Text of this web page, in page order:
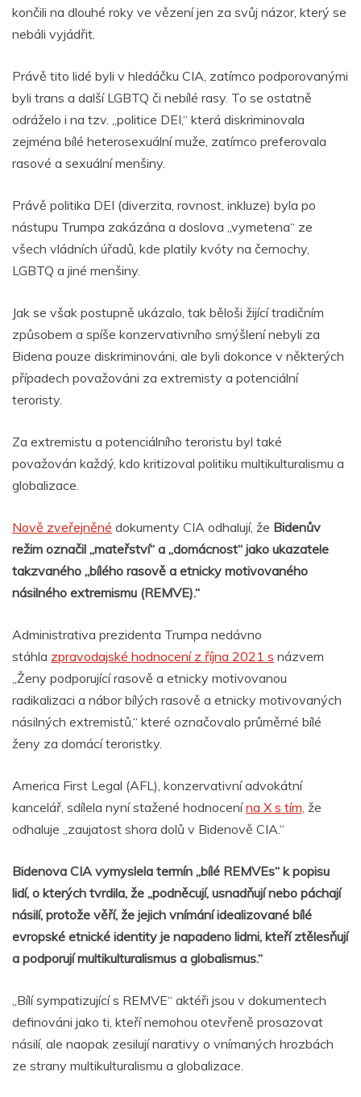
končili na dlouhé roky ve vězení jen za svůj názor, který se
nebáli vyjádřit.
Právě tito lidé byli v hledáčku CIA, zatímco podporovanými
byli trans a další LGBTQ či nebílé rasy. To se ostatně
odráželo i na tzv. „politice DEI,“ která diskriminovala
zejména bílé heterosexuální muže, zatímco preferovala
rasové a sexuální menšiny.
Právě politika DEI (diverzita, rovnost, inkluze) byla po
nástupu Trumpa zakázána a doslova „vymetena“ ze
všech vládních úřadů, kde platily kvóty na černochy,
LGBTQ a jiné menšiny.
Jak se však postupně ukázalo, tak běloši žijící tradičním
způsobem a spíše konzervativního smýšlení nebyli za
Bidena pouze diskriminováni, ale byli dokonce v některých
případech považováni za extremisty a potenciální
teroristy.
Za extremistu a potenciálního teroristu byl také
považován každý, kdo kritizoval politiku multikulturalismu a
globalizace.
Nově zveřejněné dokumenty CIA odhalují, že Bidenův
režim označil „mateřství“ a „domácnost“ jako ukazatele
takzvaného „bílého rasově a etnicky motivovaného
násilného extremismu (REMVE).“
Administrativa prezidenta Trumpa nedávno
stáhla zpravodajské hodnocení z října 2021 s názvem
„Ženy podporující rasově a etnicky motivovanou
radikalizaci a nábor bílých rasově a etnicky motivovaných
násilných extremistů,“ které označovalo průměrné bílé
ženy za domácí teroristky.
America First Legal (AFL), konzervativní advokátní
kancelář, sdílela nyní stažené hodnocenína X s tím, že
odhaluje „zaujatost shora dolů v Bidenově CIA.“
Bidenova CIA vymyslela termín „bílé REMVEs“ k popisu
lidí, o kterých tvrdila, že „podněcují, usnadňují nebo páchají
násilí, protože věří, že jejich vnímání idealizované bílé
evropské etnické identity je napadeno lidmi, kteří ztělesňují
a podporují multikulturalismus a globalismus.“
„Bílí sympatizující s REMVE“ aktéři jsou v dokumentech
definováni jako ti, kteří nemohou otevřeně prosazovat
násilí, ale naopak zesilují narativy o vnímaných hrozbách
ze strany multikulturalismu a globalizace.